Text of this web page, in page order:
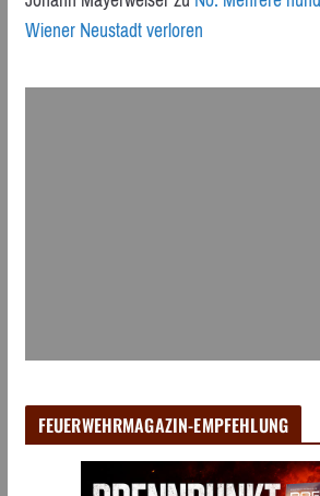
Wiener Neustadt verloren
FEUERWEHRMAGAZIN-EMPFEHLUNG